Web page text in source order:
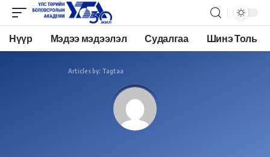
Нүүр Мэдээ мэдээлэл Судалгаа Шинэ Толь
Articles by: Tagtaa